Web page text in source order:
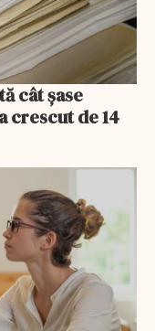
cât șase
crescut de 14